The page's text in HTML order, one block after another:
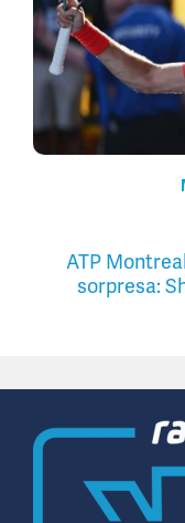
ATP
sorpresa: